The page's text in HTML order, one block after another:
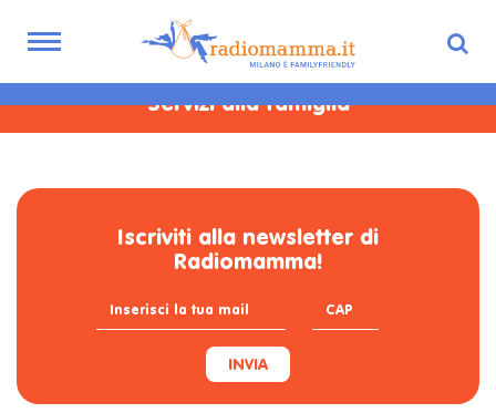
main
Toggle
Servizi alla famiglia
Iscriviti alla newsletter di
Radiomamma!
INVIA